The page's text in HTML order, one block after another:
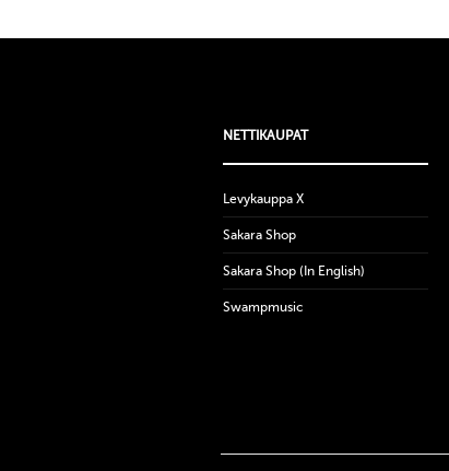
NETTIKAUPAT
Levykauppa X
Sakara Shop
Sakara Shop (In English)
Swampmusic